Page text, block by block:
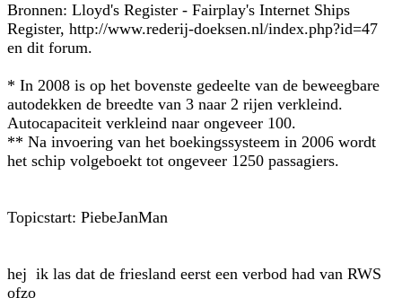
Bronnen: Lloyd's Register - Fairplay's Internet Ships
Register, http://www.rederij-doeksen.nl/index.php?id=47
en dit forum.
* In 2008 is op het bovenste gedeelte van de beweegbare
autodekken de breedte van 3 naar 2 rijen verkleind.
Autocapaciteit verkleind naar ongeveer 100.
** Na invoering van het boekingssysteem in 2006 wordt
het schip volgeboekt tot ongeveer 1250 passagiers.
Topicstart: PiebeJanMan
hej ik las dat de friesland eerst een verbod had van RWS
ofzo